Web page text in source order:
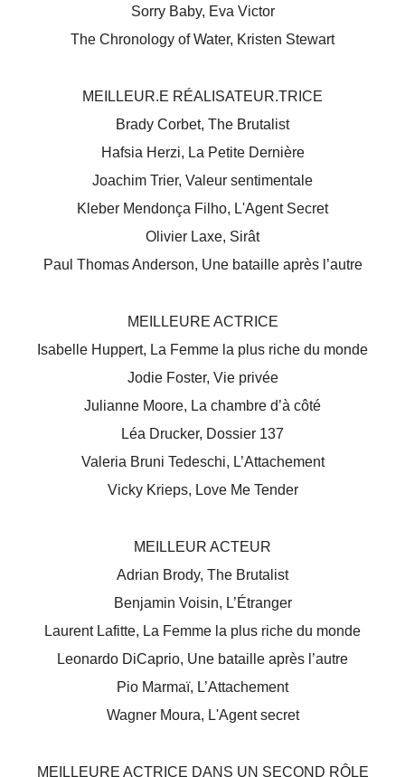
Sorry Baby, Eva Victor
The Chronology of Water, Kristen Stewart
MEILLEUR.E RÉALISATEUR.TRICE
Brady Corbet, The Brutalist
Hafsia Herzi, La Petite Dernière
Joachim Trier, Valeur sentimentale
Kleber Mendonça Filho, L'Agent Secret
Olivier Laxe, Sirât
Paul Thomas Anderson, Une bataille après l’autre
MEILLEURE ACTRICE
Isabelle Huppert, La Femme la plus riche du monde
Jodie Foster, Vie privée
Julianne Moore, La chambre d’à côté
Léa Drucker, Dossier 137
Valeria Bruni Tedeschi, L’Attachement
Vicky Krieps, Love Me Tender
MEILLEUR ACTEUR
Adrian Brody, The Brutalist
Benjamin Voisin, L’Étranger
Laurent Lafitte, La Femme la plus riche du monde
Leonardo DiCaprio, Une bataille après l’autre
Pio Marmaï, L’Attachement
Wagner Moura, L'Agent secret
MEILLEURE ACTRICE DANS UN SECOND RÔLE